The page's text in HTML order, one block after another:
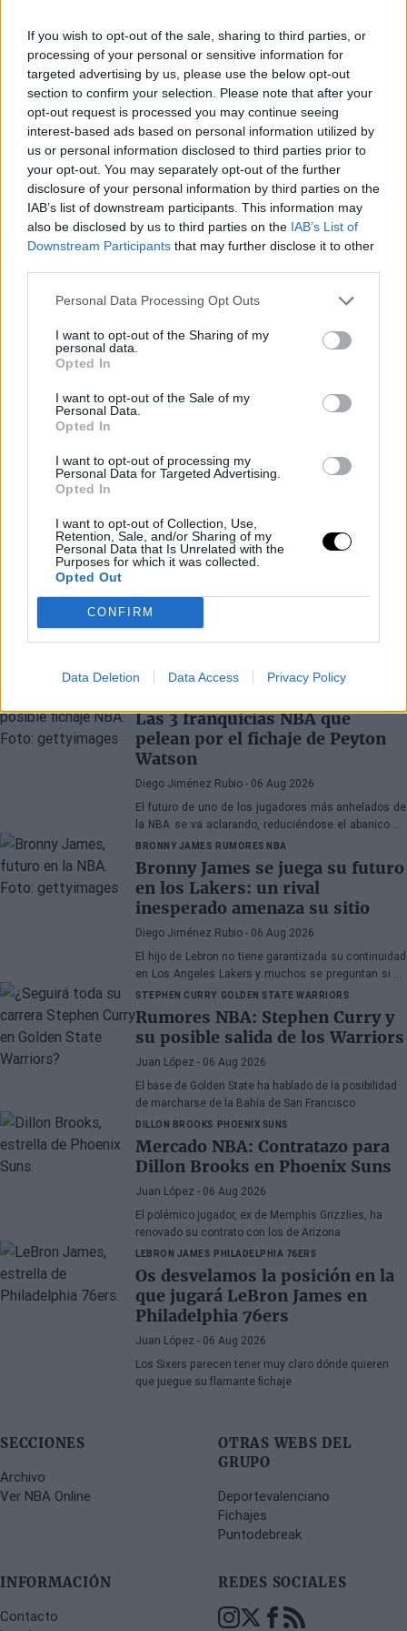
If you wish to opt-out of the sale, sharing to third parties, or
processing of your personal or sensitive information for
targeted advertising by us, please use the below opt-out
section to confirm your selection. Please note that after your
opt-out request is processed you may continue seeing
interest-based ads based on personal information utilized by
us or personal information disclosed to third parties prior to
your opt-out. You may separately opt-out of the further
disclosure of your personal information by third parties on the
IAB’s list of downstream participants. This information may
also be disclosed by us to third parties on the IAB’s List of
Downstream Participants that may further disclose it to other
Personal Data Processing Opt Outs
I want to opt-out of the Sharing of my
personal data.
Opted In
I want to opt-out of the Sale of my
Personal Data.
Opted In
I want to opt-out of processing my
Personal Data for Targeted Advertising.
Opted In
I want to opt-out of Collection, Use,
Retention, Sale, and/or Sharing of my
Personal Data that Is Unrelated with the
Purposes for which it was collected.
Opted Out
CONFIRM
Data Deletion Data Access Privacy Policy
franquicia de Florida aún no ha sido dado de alta de su
fractura en la mano derecha, y tampoco estará
disponible para el partido de esta madrugada.
Últimos artículos
Las 3 franquicias NBA que
pelean por el fichaje de Peyton
Watson
Diego Jiménez Rubio - 06 Aug 2026
El futuro de uno de los jugadores más anhelados de
la NBA se va aclarando, reduciéndose el abanico de
franquicias candidatas a tres.
BRONNY JAMES RUMORES NBA
Bronny James se juega su futuro
en los Lakers: un rival
inesperado amenaza su sitio
Diego Jiménez Rubio - 06 Aug 2026
El hijo de Lebron no tiene garantizada su continuidad
en Los Angeles Lakers y muchos se preguntan si ha
hecho méritos para seguir en la NBA.
STEPHEN CURRY GOLDEN STATE WARRIORS
Rumores NBA: Stephen Curry y
su posible salida de los Warriors
Juan López - 06 Aug 2026
El base de Golden State ha hablado de la posibilidad
de marcharse de la Bahía de San Francisco
DILLON BROOKS PHOENIX SUNS
Mercado NBA: Contratazo para
Dillon Brooks en Phoenix Suns
Juan López - 06 Aug 2026
El polémico jugador, ex de Memphis Grizzlies, ha
renovado su contrato con los de Arizona
LEBRON JAMES PHILADELPHIA 76ERS
Os desvelamos la posición en la
que jugará LeBron James en
Philadelphia 76ers
Juan López - 06 Aug 2026
Los Sixers parecen tener muy claro dónde quieren
que juegue su flamante fichaje
SECCIONES
Archivo
Ver NBA Online
OTRAS WEBS DEL
GRUPO
Deportevalenciano
Fichajes
Puntodebreak
INFORMACIÓN
Contacto
REDES SOCIALES